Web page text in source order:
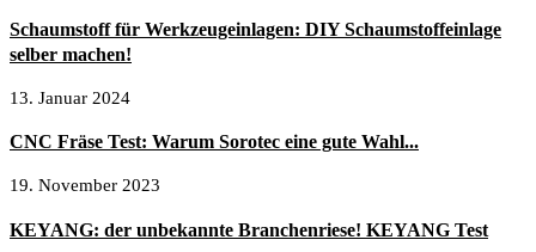
Schaumstoff für Werkzeugeinlagen: DIY Schaumstoffeinlage
selber machen!
13. Januar 2024
CNC Fräse Test: Warum Sorotec eine gute Wahl...
19. November 2023
KEYANG: der unbekannte Branchenriese! KEYANG Test